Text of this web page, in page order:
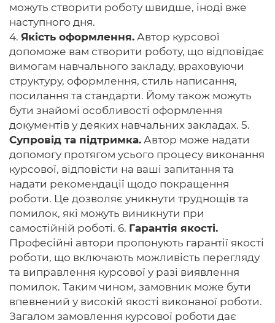
можуть створити роботу швидше, іноді вже
наступного дня.
4. Якість оформлення. Автор курсової
допоможе вам створити роботу, що відповідає
вимогам навчального закладу, враховуючи
структуру, оформлення, стиль написання,
посилання та стандарти. Йому також можуть
бути знайомі особливості оформлення
документів у деяких навчальних закладах. 5.
Супровід та підтримка. Автор може надати
допомогу протягом усього процесу виконання
курсової, відповісти на ваші запитання та
надати рекомендації щодо покращення
роботи. Це дозволяє уникнути труднощів та
помилок, які можуть виникнути при
самостійній роботі. 6. Гарантія якості.
Професійні автори пропонують гарантії якості
роботи, що включають можливість перегляду
та виправлення курсової у разі виявлення
помилок. Таким чином, замовник може бути
впевнений у високій якості виконаної роботи.
Загалом замовлення курсової роботи дає